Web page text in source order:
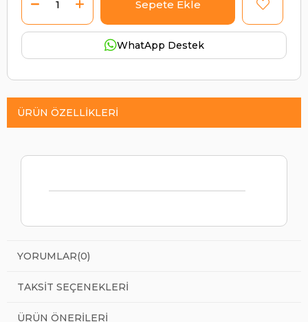
WhatApp Destek
ÜRÜN ÖZELLIKLERI
YORUMLAR(0)
TAKSIT SEÇENEKLERI
ÜRÜN ÖNERILERI